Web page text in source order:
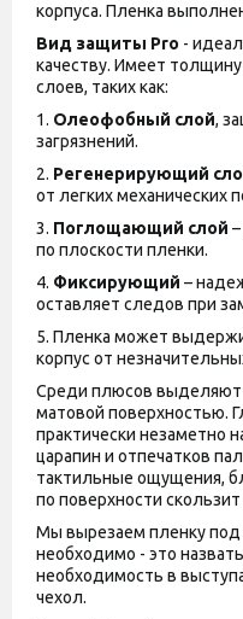
корпуса. Пленка
Вид защиты Pro -
качеству. Имеет
слоев, таких как:
1. Олеофобный слой,
загрязнений.
2. Регенерирующий
от легких механических
3. Поглощающий слой
по плоскости пленки.
4. Фиксирующий –
оставляет следов при
5. Пленка может
корпус от
Среди плюсов выделяют
матовой поверхностью.
практически незаметно
царапин и отпечатков
тактильные ощущения,
по поверхности
Мы вырезаем пленку под
необходимо - это
необходимость в
чехол.